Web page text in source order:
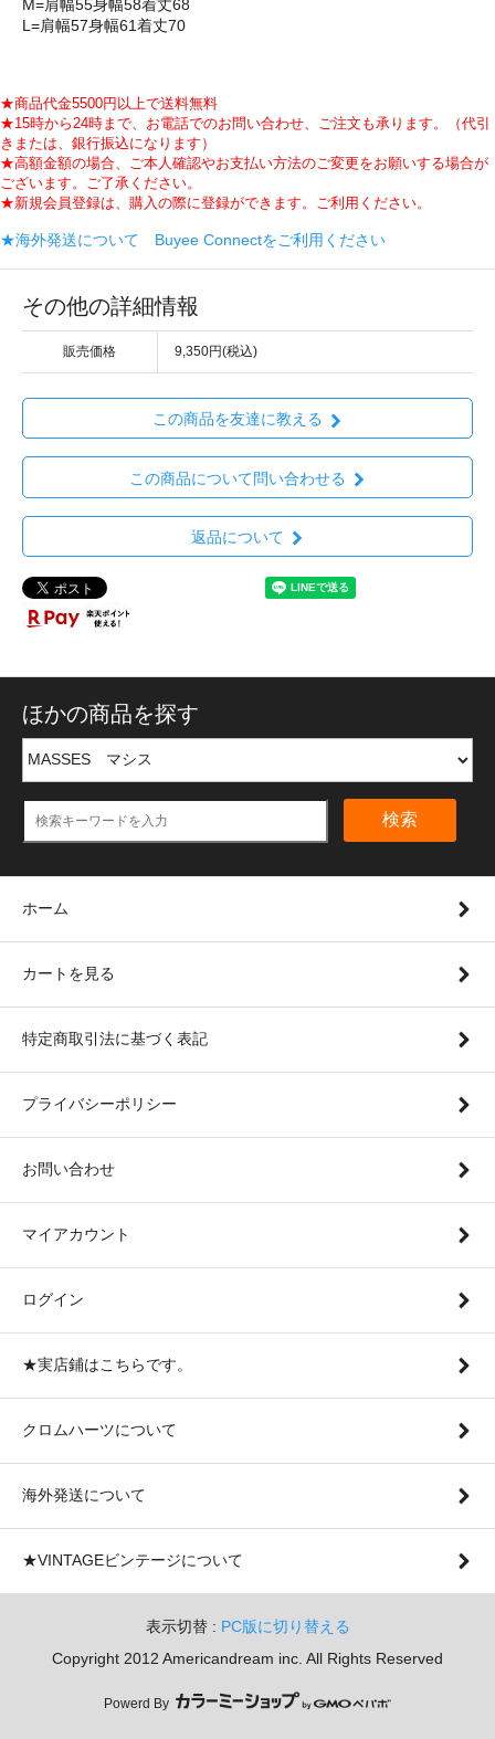
M=肩幅55身幅58着丈68
L=肩幅57身幅61着丈70
★商品代金5500円以上で送料無料
★15時から24時まで、お電話でのお問い合わせ、ご注文も承ります。（代引
きまたは、銀行振込になります）
★高額金額の場合、ご本人確認やお支払い方法のご変更をお願いする場合が
ございます。ご了承ください。
★新規会員登録は、購入の際に登録ができます。ご利用ください。
★海外発送について Buyee Connectをご利用ください
その他の詳細情報
販売価格 9,350円(税込)
この商品を友達に教える
この商品について問い合わせる
返品について
ほかの商品を探す
検索
ホーム
カートを見る
特定商取引法に基づく表記
プライバシーポリシー
お問い合わせ
マイアカウント
ログイン
★実店鋪はこちらです。
クロムハーツについて
海外発送について
★VINTAGEビンテージについて
表示切替 : PC版に切り替える
Copyright 2012 Americandream inc. All Rights Reserved
Powerd By